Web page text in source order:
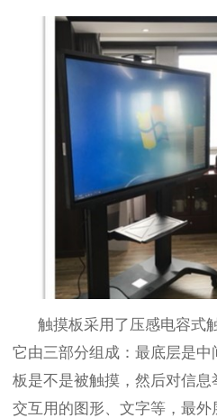
触摸板采用了压感电容式
它由三部分组成：最底层是
板是不是被触摸，然后对信
交互用的图形、文字等，最